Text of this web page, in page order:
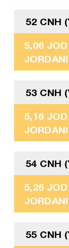
52 CNH
5,06
53 CNH
5,16
54 CNH
5,26
55 CNH